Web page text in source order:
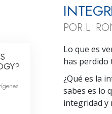
POR L.
Lo que es
has perdido
¿Qué es la
sabes es lo
integridad y